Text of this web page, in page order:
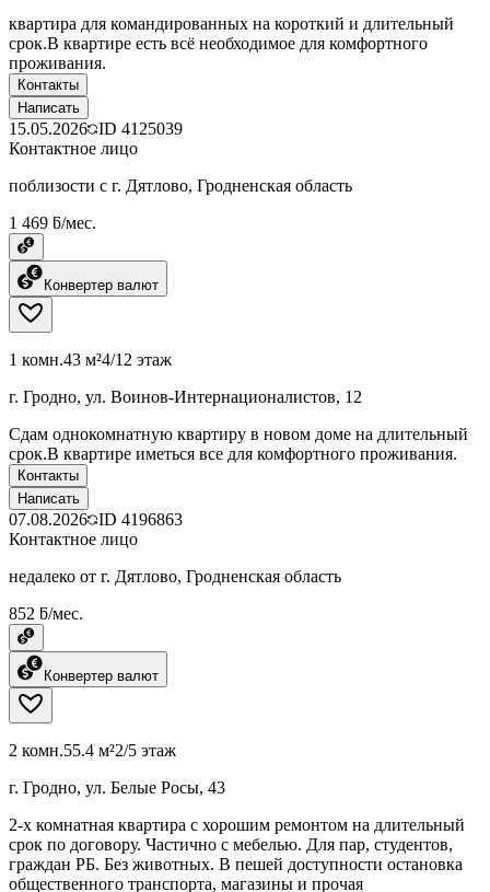
квартира для командированных на короткий и длительный
срок.В квартире есть всё необходимое для комфортного
проживания.
Контакты
Написать
15.05.2026 ID 4125039
Контактное лицо
поблизости с г. Дятлово, Гродненская область
1 469 ƃ/мес.
Конвертер валют
1 комн.43 м²4/12 этаж
г. Гродно, ул. Воинов-Интернационалистов, 12
Сдам однокомнатную квартиру в новом доме на длительный
срок.В квартире иметься все для комфортного проживания.
Контакты
Написать
07.08.2026 ID 4196863
Контактное лицо
недалеко от г. Дятлово, Гродненская область
852 ƃ/мес.
Конвертер валют
2 комн.55.4 м²2/5 этаж
г. Гродно, ул. Белые Росы, 43
2-х комнатная квартира с хорошим ремонтом на длительный
срок по договору. Частично с мебелью. Для пар, студентов,
граждан РБ. Без животных. В пешей доступности остановка
общественного транспорта, магазины и прочая